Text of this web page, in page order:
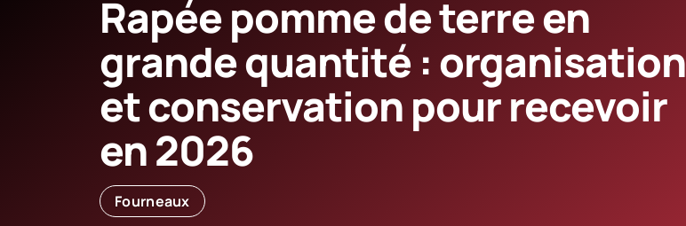
Rapée pomme de terre en
grande quantité : organisation
et conservation pour recevoir
en 2026
Fourneaux